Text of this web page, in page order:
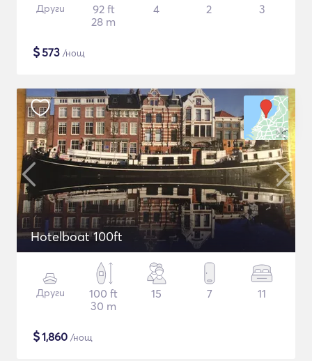
Други
92 ft
28 m
4 2 3
$573 /нощ
Hotelboat 100ft
Други
100 ft
30 m
15 7 11
$1,860 /нощ